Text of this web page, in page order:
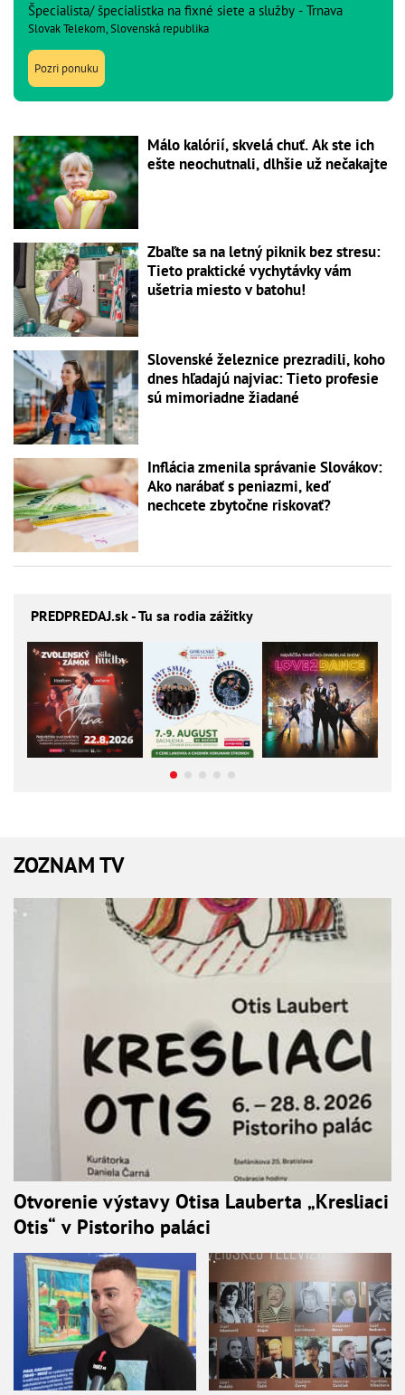
Špecialista/ špecialistka na fixné siete a služby - Trnava
Slovak Telekom, Slovenská republika
Pozri ponuku
Málo kalórií, skvelá chuť. Ak ste ich
ešte neochutnali, dlhšie už nečakajte
Zbaľte sa na letný piknik bez stresu:
Tieto praktické vychytávky vám
ušetria miesto v batohu!
Slovenské železnice prezradili, koho
dnes hľadajú najviac: Tieto profesie
sú mimoriadne žiadané
Inflácia zmenila správanie Slovákov:
Ako narábať s peniazmi, keď
nechcete zbytočne riskovať?
PREDPREDAJ.sk - Tu sa rodia zážitky
ZOZNAM TV
Otvorenie výstavy Otisa Lauberta „Kresliaci
Otis“ v Pistoriho paláci